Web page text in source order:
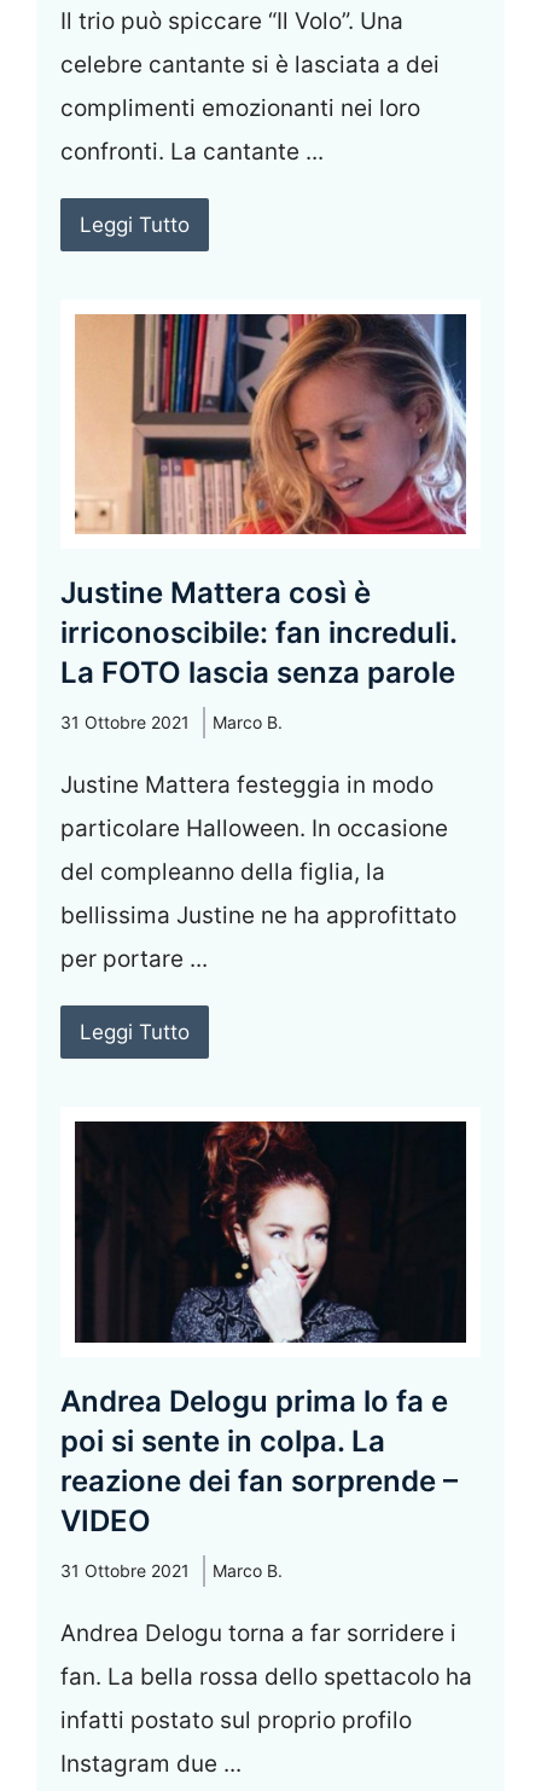
Il trio può spiccare “Il Volo”. Una
celebre cantante si è lasciata a dei
complimenti emozionanti nei loro
confronti. La cantante ...
Leggi Tutto
Justine Mattera così è
irriconoscibile: fan increduli.
La FOTO lascia senza parole
31 Ottobre 2021 Marco B.
Justine Mattera festeggia in modo
particolare Halloween. In occasione
del compleanno della figlia, la
bellissima Justine ne ha approfittato
per portare ...
Leggi Tutto
Andrea Delogu prima lo fa e
poi si sente in colpa. La
reazione dei fan sorprende –
VIDEO
31 Ottobre 2021 Marco B.
Andrea Delogu torna a far sorridere i
fan. La bella rossa dello spettacolo ha
infatti postato sul proprio profilo
Instagram due ...